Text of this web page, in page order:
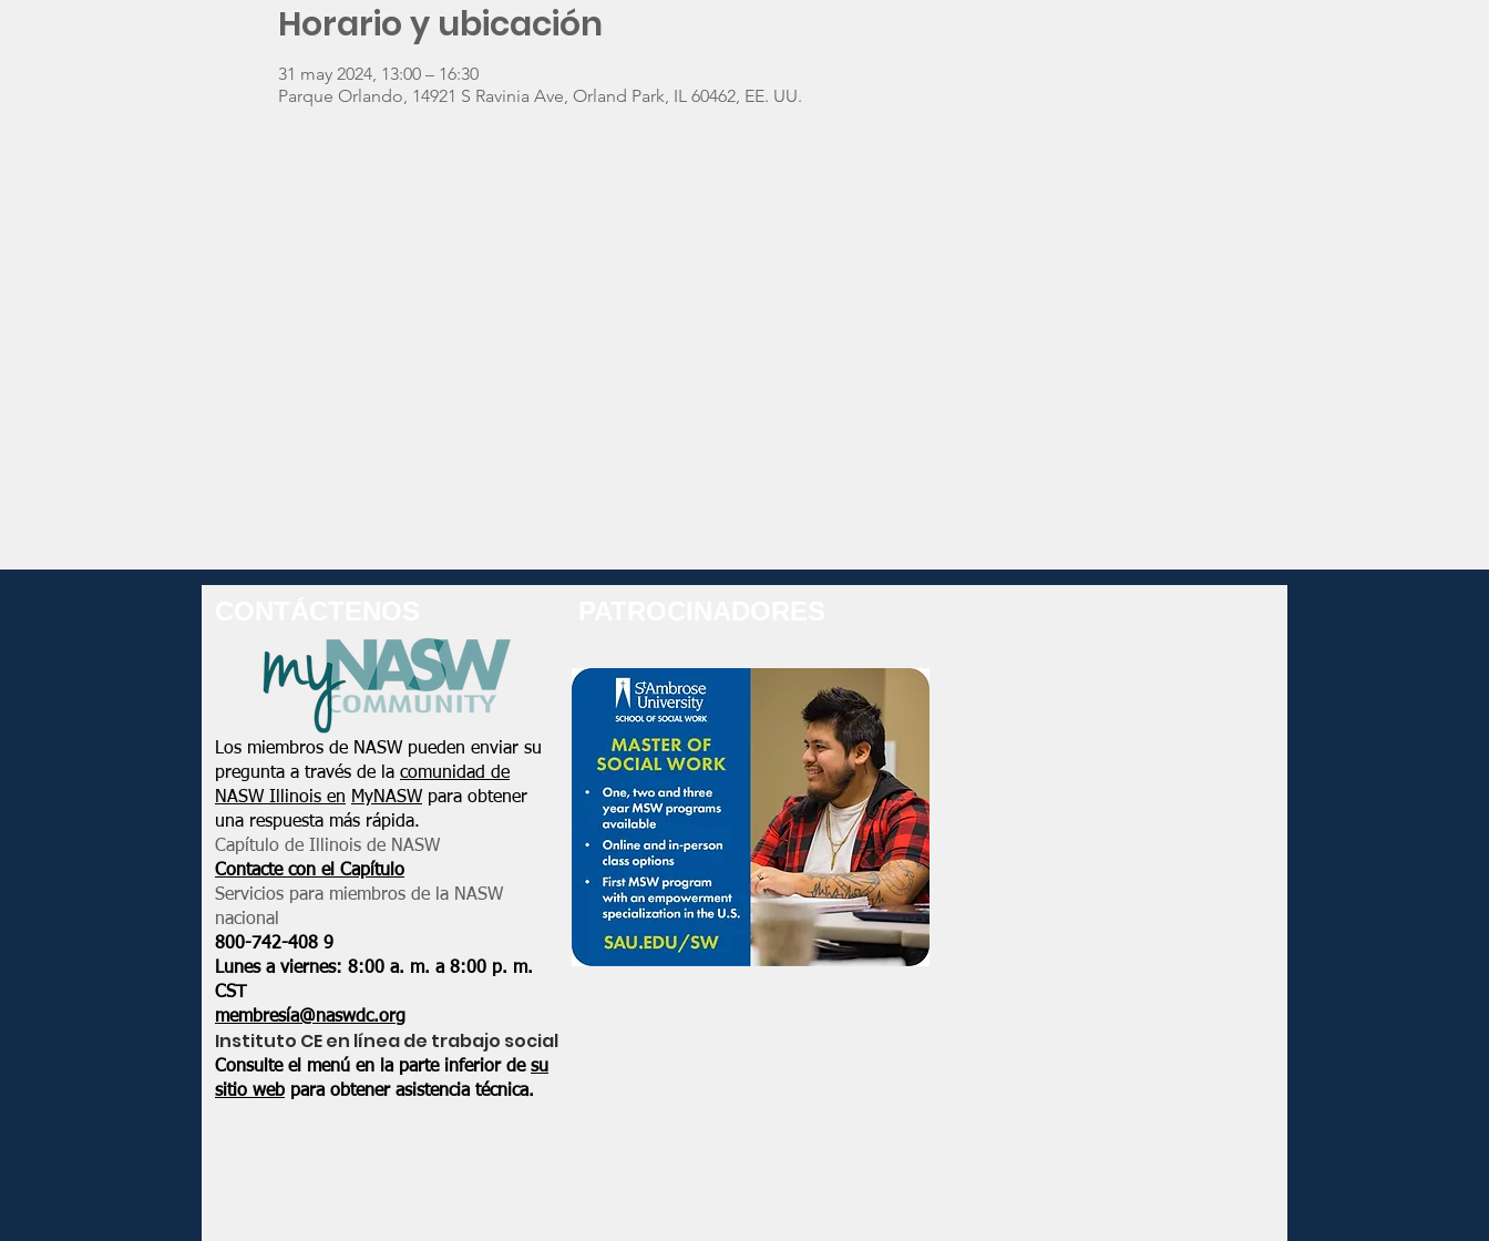
Horario y ubicación
31 may 2024, 13:00 – 16:30
Parque Orlando, 14921 S Ravinia Ave, Orland Park, IL 60462, EE. UU.
Los miembros de NASW pueden enviar su
pregunta a través de la comunidad de
NASW Illinois en MyNASW para obtener
una respuesta más rápida.
Capítulo de Illinois de NASW
Contacte con el Capítulo
Servicios para miembros de la NASW
nacional
800-742-408 9
Lunes a viernes: 8:00 a. m. a 8:00 p. m.
CST
membresía@naswdc.org
Instituto CE en línea de trabajo social
Consulte el menú en la parte inferior de su
sitio web para obtener asistencia técnica.